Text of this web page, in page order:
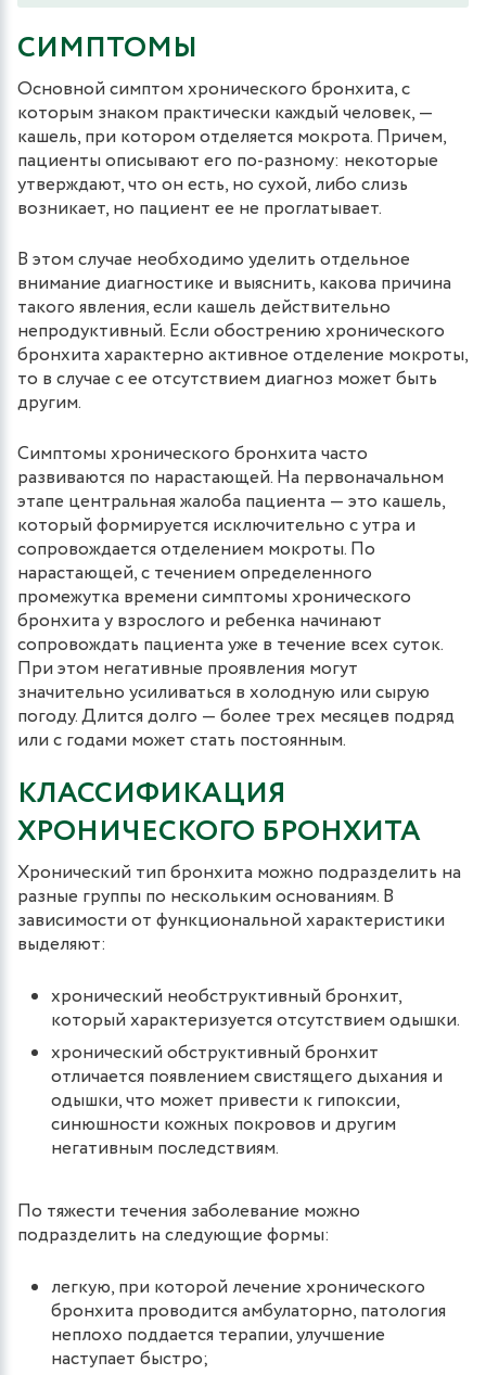
СИМПТОМЫ
Основной симптом хронического бронхита, с
которым знаком практически каждый человек, —
кашель, при котором отделяется мокрота. Причем,
пациенты описывают его по-разному: некоторые
утверждают, что он есть, но сухой, либо слизь
возникает, но пациент ее не проглатывает.
В этом случае необходимо уделить отдельное
внимание диагностике и выяснить, какова причина
такого явления, если кашель действительно
непродуктивный. Если обострению хронического
бронхита характерно активное отделение мокроты,
то в случае с ее отсутствием диагноз может быть
другим.
Симптомы хронического бронхита часто
развиваются по нарастающей. На первоначальном
этапе центральная жалоба пациента — это кашель,
который формируется исключительно с утра и
сопровождается отделением мокроты. По
нарастающей, с течением определенного
промежутка времени симптомы хронического
бронхита у взрослого и ребенка начинают
сопровождать пациента уже в течение всех суток.
При этом негативные проявления могут
значительно усиливаться в холодную или сырую
погоду. Длится долго — более трех месяцев подряд
или с годами может стать постоянным.
КЛАССИФИКАЦИЯ
ХРОНИЧЕСКОГО БРОНХИТА
Хронический тип бронхита можно подразделить на
разные группы по нескольким основаниям. В
зависимости от функциональной характеристики
выделяют:
хронический необструктивный бронхит,
который характеризуется отсутствием одышки.
хронический обструктивный бронхит
отличается появлением свистящего дыхания и
одышки, что может привести к гипоксии,
синюшности кожных покровов и другим
негативным последствиям.
По тяжести течения заболевание можно
подразделить на следующие формы:
легкую, при которой лечение хронического
бронхита проводится амбулаторно, патология
неплохо поддается терапии, улучшение
наступает быстро;